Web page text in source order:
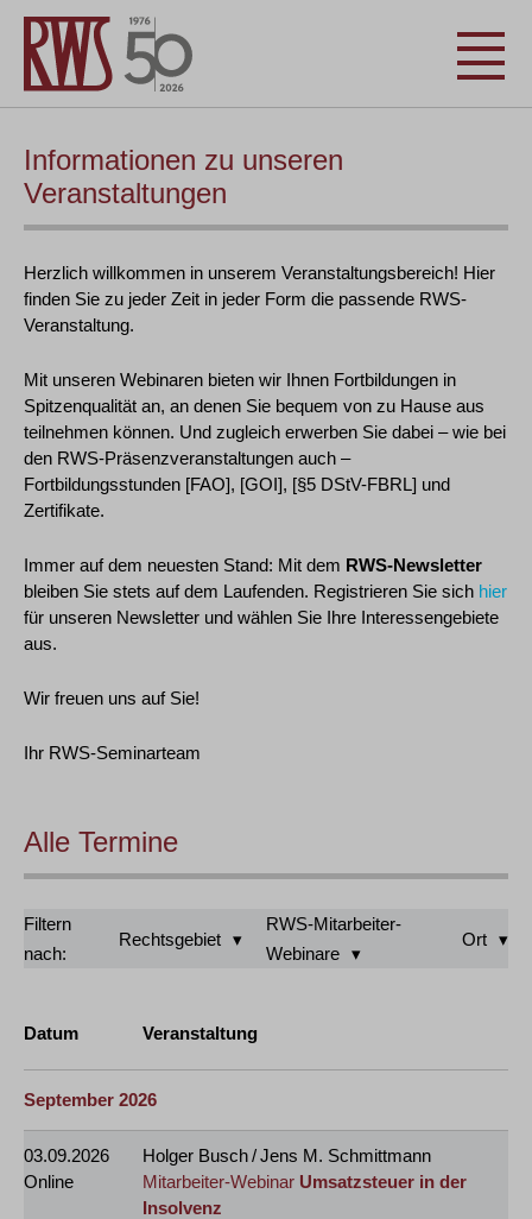
Informationen zu unseren
Veranstaltungen
Herzlich willkommen in unserem Veranstaltungsbereich! Hier
finden Sie zu jeder Zeit in jeder Form die passende RWS-
Veranstaltung.
Mit unseren Webinaren bieten wir Ihnen Fortbildungen in
Spitzenqualität an, an denen Sie bequem von zu Hause aus
teilnehmen können. Und zugleich erwerben Sie dabei – wie bei
den RWS-Präsenzveranstaltungen auch –
Fortbildungsstunden [FAO], [GOI], [§5 DStV-FBRL] und
Zertifikate.
Immer auf dem neuesten Stand: Mit dem RWS-Newsletter
bleiben Sie stets auf dem Laufenden. Registrieren Sie sich hier
für unseren Newsletter und wählen Sie Ihre Interessengebiete
aus.
Wir freuen uns auf Sie!
Ihr RWS-Seminarteam
Alle Termine
Filtern
nach:
Rechtsgebiet
RWS-Mitarbeiter-
Webinare
Ort
Datum Veranstaltung
September 2026
03.09.2026
Online
Holger Busch / Jens M. Schmittmann
Mitarbeiter-Webinar Umsatzsteuer in der
Insolvenz